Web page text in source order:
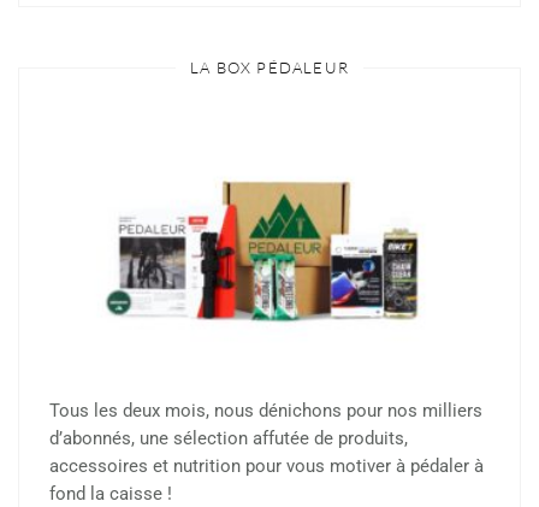
LA BOX PÉDALEUR
Tous les deux mois, nous dénichons pour nos milliers
d’abonnés, une sélection affutée de produits,
accessoires et nutrition pour vous motiver à pédaler à
fond la caisse !